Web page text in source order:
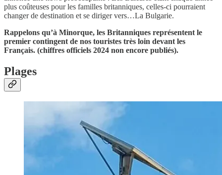
plus coûteuses pour les familles britanniques, celles-ci pourraient
changer de destination et se diriger vers…La Bulgarie.
Rappelons qu’à Minorque, les Britanniques représentent le
premier contingent de nos touristes très loin devant les
Français. (chiffres officiels 2024 non encore publiés).
Plages